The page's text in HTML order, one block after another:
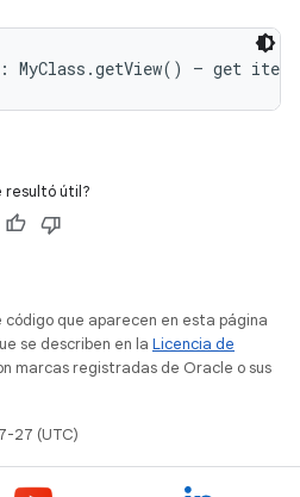
resultó útil?
código que aparecen en esta página
se describen en la Licencia de
marcas registradas de Oracle o sus
27 (UTC)